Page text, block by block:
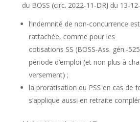
du BOSS (circ. 2022‑11‑DRJ du
l’indemnité de non‑concurrence
rattachée, comme pour les
cotisations SS (BOSS‑Ass.
période d’emploi (et non plus à
versement) ;
la proratisation du PSS en cas de
s’applique aussi en retraite